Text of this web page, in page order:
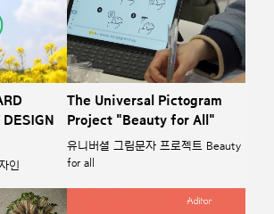
인
The Universal Pictogram
Project "Beauty for All"
유니버셜 그림문자 프로젝트 Beauty
for all